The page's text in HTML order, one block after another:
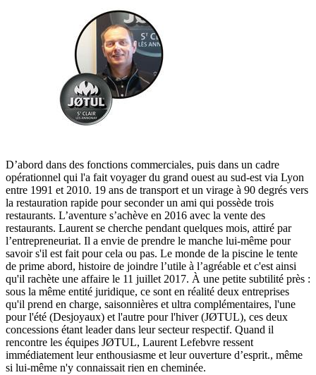
D’abord dans des fonctions commerciales, puis dans un cadre
opérationnel qui l'a fait voyager du grand ouest au sud-est via Lyon
entre 1991 et 2010. 19 ans de transport et un virage à 90 degrés vers
la restauration rapide pour seconder un ami qui possède trois
restaurants. L’aventure s’achève en 2016 avec la vente des
restaurants. Laurent se cherche pendant quelques mois, attiré par
l’entrepreneuriat. Il a envie de prendre le manche lui-même pour
savoir s'il est fait pour cela ou pas. Le monde de la piscine le tente
de prime abord, histoire de joindre l’utile à l’agréable et c'est ainsi
qu'il rachète une affaire le 11 juillet 2017. À une petite subtilité près :
sous la même entité juridique, ce sont en réalité deux entreprises
qu'il prend en charge, saisonnières et ultra complémentaires, l'une
pour l'été (Desjoyaux) et l'autre pour l'hiver (JØTUL), ces deux
concessions étant leader dans leur secteur respectif. Quand il
rencontre les équipes JØTUL, Laurent Lefebvre ressent
immédiatement leur enthousiasme et leur ouverture d’esprit., même
si lui-même n'y connaissait rien en cheminée.